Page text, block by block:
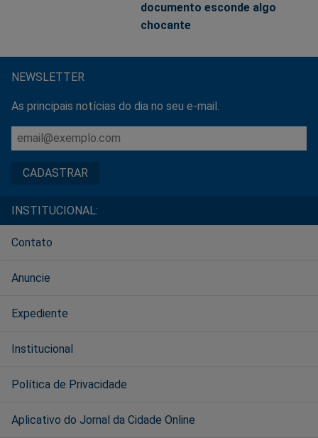
documento esconde algo
chocante
NEWSLETTER
As principais notícias do dia no seu e-mail.
INSTITUCIONAL:
Contato
Anuncie
Expediente
Institucional
Política de Privacidade
Aplicativo do Jornal da Cidade Online